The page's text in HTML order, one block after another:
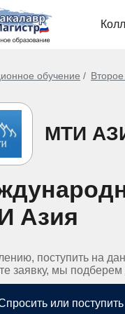
обучение
МТИ
Азия
поступить на
заявку, мы
или поступить